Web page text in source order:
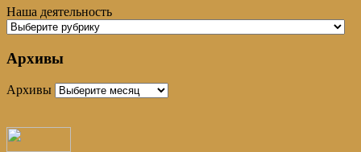
Наша деятельность
Архивы
Архивы